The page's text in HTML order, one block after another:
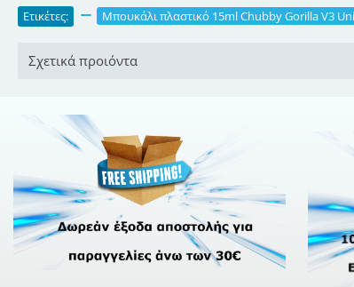
Ετικέτες: Μπουκάλι πλαστικό 15ml Chubby Gorilla V3
Σχετικά προιόντα